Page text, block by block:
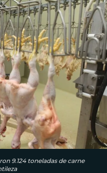
9.124 toneladas de carne